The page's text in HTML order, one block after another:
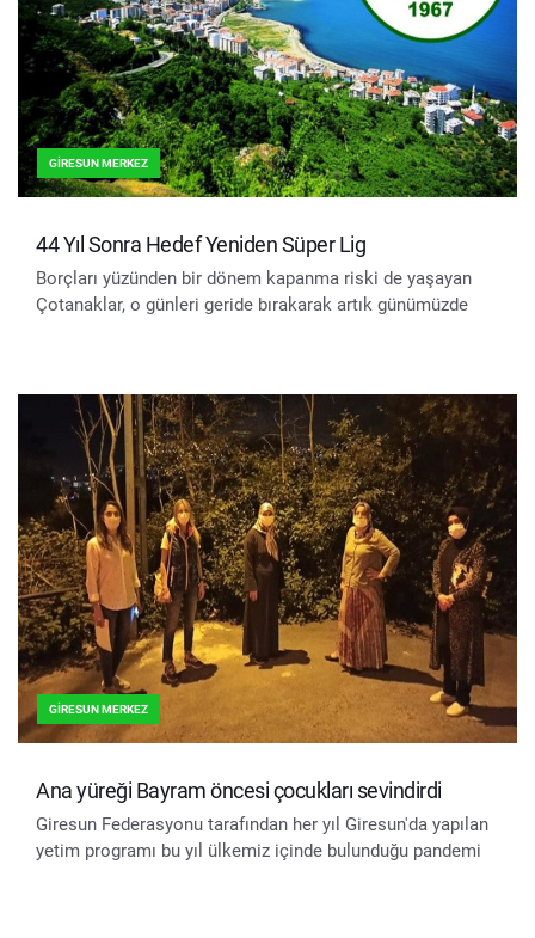
GIRESUN MERKEZ
44 Yıl Sonra Hedef Yeniden Süper Lig
Borçları yüzünden bir dönem kapanma riski de yaşayan
Çotanaklar, o günleri geride bırakarak artık günümüzde
GIRESUN MERKEZ
Ana yüreği Bayram öncesi çocukları sevindirdi
Giresun Federasyonu tarafından her yıl Giresun'da yapılan
yetim programı bu yıl ülkemiz içinde bulunduğu pandemi